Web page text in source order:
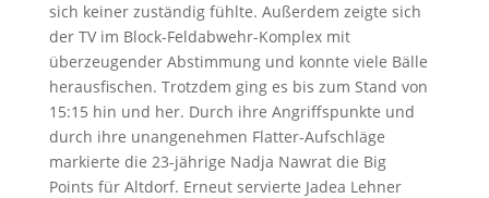
sich keiner zuständig fühlte. Außerdem zeigte sich
der TV im Block-Feldabwehr-Komplex mit
überzeugender Abstimmung und konnte viele Bälle
herausfischen. Trotzdem ging es bis zum Stand von
15:15 hin und her. Durch ihre Angriffspunkte und
durch ihre unangenehmen Flatter-Aufschläge
markierte die 23-jährige Nadja Nawrat die Big
Points für Altdorf. Erneut servierte Jadea Lehner